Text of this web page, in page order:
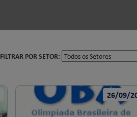
FILTRAR POR SETOR:
26/09/